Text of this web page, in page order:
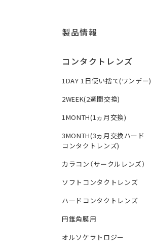
製品情報
コンタクトレンズ
1DAY 1日使い捨て(ワンデー)
2WEEK(2週間交換)
1MONTH(1ヵ月交換)
3MONTH(3ヵ月交換ハード
コンタクトレンズ)
カラコン（サークルレンズ）
ソフトコンタクトレンズ
ハードコンタクトレンズ
円錐角膜用
オルソケラトロジー